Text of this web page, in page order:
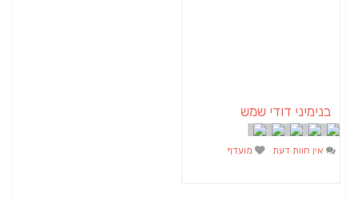
בנימיני דודי שמש
אין חוות דעת מועדף